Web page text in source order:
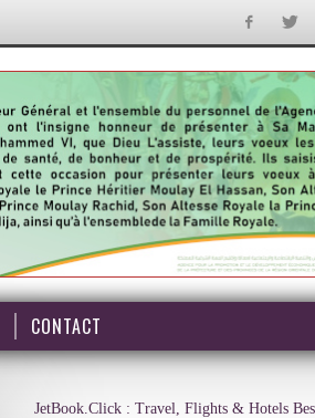
CONTACT
JetBook.Click : Travel, Flights & Hotels